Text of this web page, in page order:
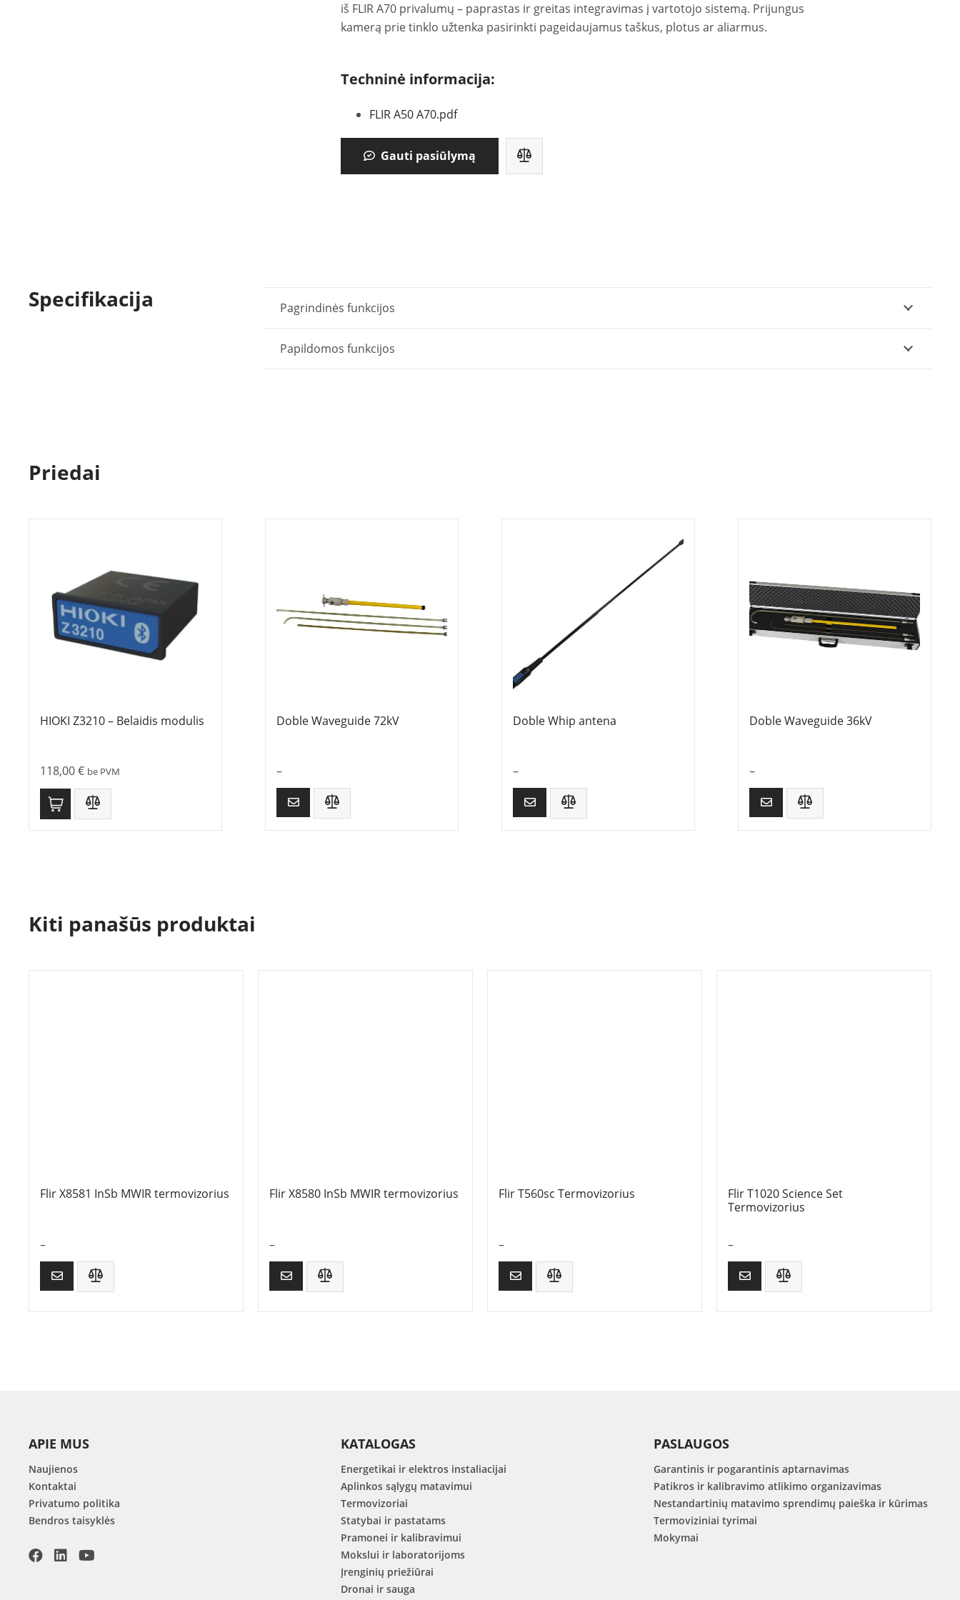
iš FLIR A70 privalumų – paprastas ir greitas integravimas į vartotojo sistemą. Prijungus
kamerą prie tinklo užtenka pasirinkti pageidaujamus taškus, plotus ar aliarmus.
Techninė informacija:
FLIR A50 A70.pdf
Gauti pasiūlymą
Specifikacija Pagrindinės funkcijos
Papildomos funkcijos
Priedai
HIOKI Z3210 – Belaidis modulis
118,00€ be PVM
Doble Waveguide 72kV
–
Doble Whip antena
–
Doble Waveguide 36kV
–
Kiti panašūs produktai
Flir X8581 InSb MWIR termovizorius
–
Flir X8580 InSb MWIR termovizorius
–
Flir T560sc Termovizorius
–
Flir T1020 Science Set
Termovizorius
–
APIE MUS
Naujienos
Kontaktai
Privatumo politika
Bendros taisyklės
KATALOGAS
Energetikai ir elektros instaliacijai
Aplinkos sąlygų matavimui
Termovizoriai
Statybai ir pastatams
Pramonei ir kalibravimui
Mokslui ir laboratorijoms
Įrenginių priežiūrai
Dronai ir sauga
PASLAUGOS
Garantinis ir pogarantinis aptarnavimas
Patikros ir kalibravimo atlikimo organizavimas
Nestandartinių matavimo sprendimų paieška ir kūrimas
Termoviziniai tyrimai
Mokymai